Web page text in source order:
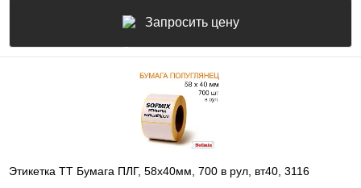
Запросить цену
Этикетка ТТ Бумага ПЛГ, 58х40мм, 700 в рул, вт40, 3116